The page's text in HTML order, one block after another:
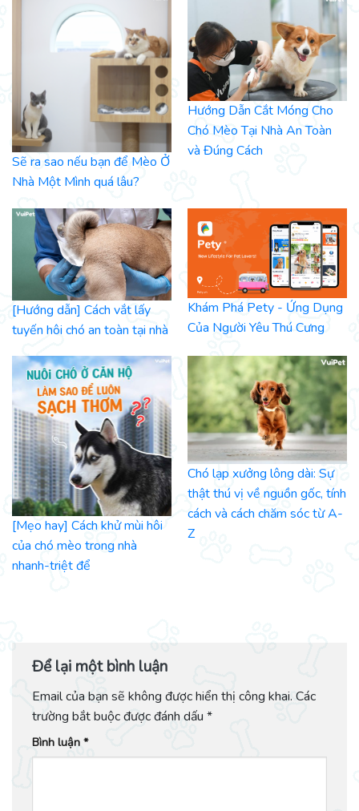
Sẽ ra sao nếu bạn để Mèo Ở
Nhà Một Mình quá lâu?
Hướng Dẫn Cắt Móng Cho
Chó Mèo Tại Nhà An Toàn
và Đúng Cách
[Hướng dẫn] Cách vắt lấy
tuyến hôi chó an toàn tại nhà
Khám Phá Pety - Ứng Dụng
Của Người Yêu Thú Cưng
[Mẹo hay] Cách khử mùi hôi
của chó mèo trong nhà
nhanh-triệt để
Chó lạp xưởng lông dài: Sự
thật thú vị về nguồn gốc, tính
cách và cách chăm sóc từ A-
Z
Để lại một bình luận
Email của bạn sẽ không được hiển thị công khai. Các
trường bắt buộc được đánh dấu *
Bình luận *